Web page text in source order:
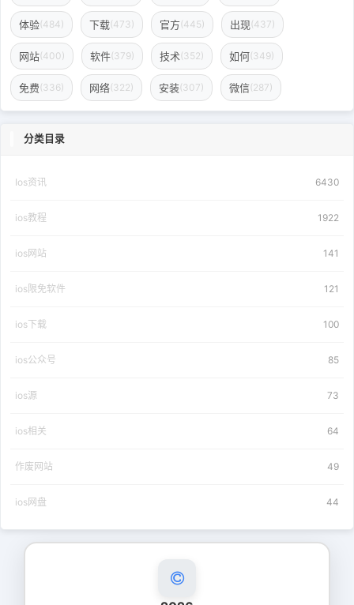
体验(484) 下载(473) 官方(445) 出现(437)
网站(400) 软件(379) 技术(352) 如何(349)
免费(336) 网络(322) 安装(307) 微信(287)
分类目录
Ios资讯 6430
ios教程 1922
ios网站 141
ios限免软件 121
ios下载 100
ios公众号 85
ios源 73
ios相关 64
作废网站 49
ios网盘 44